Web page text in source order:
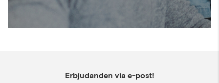
Erbjudanden via e-post!